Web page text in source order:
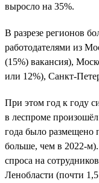
выросло на 35%.
В разрезе регионов
работодателями из
(15%) вакансия),
или 12%), Санкт-
При этом год к году
в леспроме
года было размещено
больше, чем в 2022-
спроса на
Ленобласти (почти